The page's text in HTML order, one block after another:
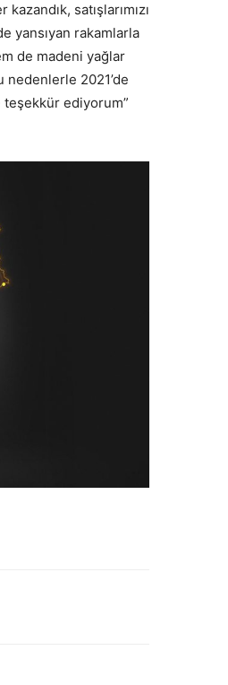
satışlarımızı
yansıyan rakamlarla
de madeni yağlar
2021’de
ediyorum”